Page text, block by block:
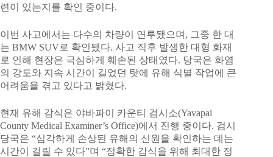
련이 있는지를 확인 중이다.
이번 사고에서는 다수의 차량이 연루됐으며, 그중 한 대
는 BMW SUV로 확인됐다. 사고 직후 발생한 대형 화재
로 인해 현장은 극심하게 훼손된 상태였다. 당국은 화염
의 강도와 지속 시간이 길었던 탓에 유해 식별 작업에 큰
어려움을 겪고 있다고 밝혔다.
현재 유해 감식은 야바파이 카운티 검시소(Yavapai
County Medical Examiner’s Office)에서 진행 중이다. 검시
당국은 “심각하게 손상된 유해의 신원을 확인하는 데는
시간이 걸릴 수 있다”며 “정확한 감식을 위해 최대한 정